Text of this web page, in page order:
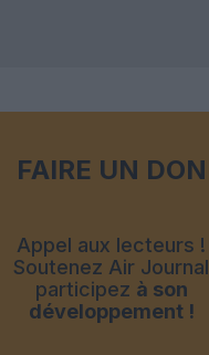
FAIRE UN DON
Appel aux lecteurs !
Soutenez Air Journal
participez à son
développement !